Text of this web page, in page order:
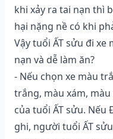
khi xảy ra tai nạn thì
hại nặng nề có khi
Vậy tuổi ẤT sửu đi
nạn và dễ làm ăn?
- Nếu chọn xe màu
trắng, màu xám,
của tuổi ẤT sửu. Nếu
ghi, người tuổi ẤT